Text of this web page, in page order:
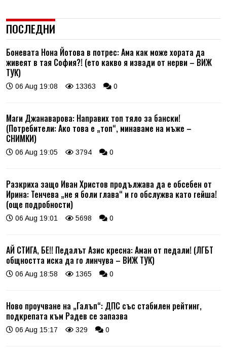
ПОСЛЕДНИ
Боневата Нона Йотова в потрес: Ама как може хората да
живеят в тая София?! (ето какво я извади от нерви – ВИЖ
ТУК)
06 Aug 19:08 13363 0
Маги Джанаварова: Направих топ тяло за бански!
(Потребители: Ако това е „топ“, минаваме на мъже –
СНИМКИ)
06 Aug 19:05 3794 0
Разкриха защо Иван Христов продължава да е обсебен от
Ирина: Тенчева „не я боли глава“ и го обслужва като гейша!
(още подробности)
06 Aug 19:01 5698 0
АЙ СТИГА, БЕ!! Педалът Азис кресна: Аман от педали! (ЛГБТ
общността иска да го линчува – ВИЖ ТУК)
06 Aug 18:58 1365 0
Ново проучване на „Галъп“: ДПС със стабилен рейтинг,
подкрепата към Радев се запазва
06 Aug 15:17 329 0